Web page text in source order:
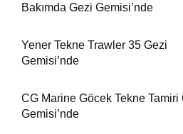
Bakımda Gezi Gemisi’nde
Yener Tekne Trawler 35 Gezi
Gemisi’nde
CG Marine Göcek Tekne Tamiri
Gemisi’nde